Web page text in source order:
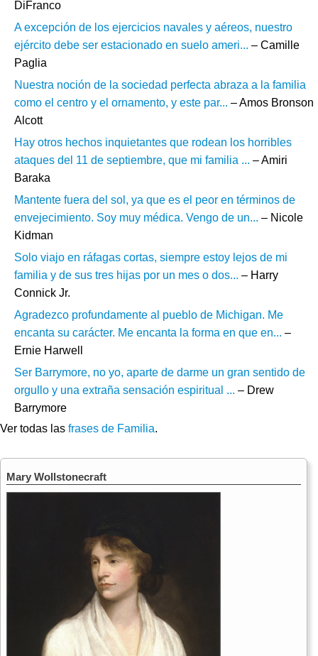
DiFranco
A excepción de los ejercicios navales y aéreos, nuestro
ejército debe ser estacionado en suelo ameri... – Camille
Paglia
Nuestra noción de la sociedad perfecta abraza a la familia
como el centro y el ornamento, y este par... – Amos Bronson
Alcott
Hay otros hechos inquietantes que rodean los horribles
ataques del 11 de septiembre, que mi familia ... – Amiri
Baraka
Mantente fuera del sol, ya que es el peor en términos de
envejecimiento. Soy muy médica. Vengo de un... – Nicole
Kidman
Solo viajo en ráfagas cortas, siempre estoy lejos de mi
familia y de sus tres hijas por un mes o dos... – Harry
Connick Jr.
Agradezco profundamente al pueblo de Michigan. Me
encanta su carácter. Me encanta la forma en que en... –
Ernie Harwell
Ser Barrymore, no yo, aparte de darme un gran sentido de
orgullo y una extraña sensación espiritual ... – Drew
Barrymore
Ver todas las frases de Familia.
Mary Wollstonecraft